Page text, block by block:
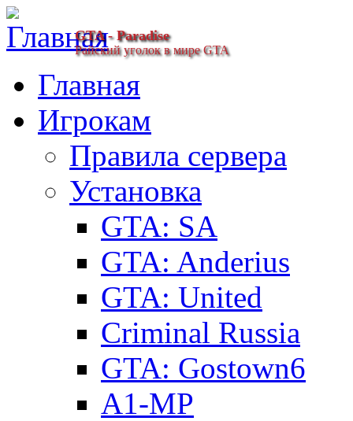
GTA - Paradise
Райский уголок в мире GTA
Главная
Игрокам
Правила сервера
Установка
GTA: SA
GTA: Anderius
GTA: United
Criminal Russia
GTA: Gostown6
A1-MP